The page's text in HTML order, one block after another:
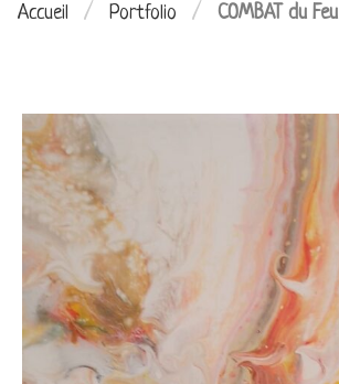
Accueil / Portfolio / COMBAT du Feu